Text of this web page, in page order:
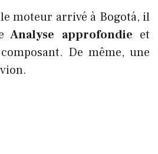
moteur arrivé à Bogotá, il
Analyse approfondie et
De même, une